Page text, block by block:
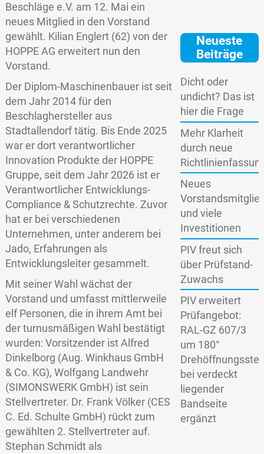
Beschläge e.V. am 12. Mai ein
neues Mitglied in den Vorstand
gewählt. Kilian Englert (62) von der
HOPPE AG erweitert nun den
Vorstand.
Der Diplom-Maschinenbauer ist seit
dem Jahr 2014 für den
Beschlaghersteller aus
Stadtallendorf tätig. Bis Ende 2025
war er dort verantwortlicher
Innovation Produkte der HOPPE
Gruppe, seit dem Jahr 2026 ist er
Verantwortlicher Entwicklungs-
Compliance & Schutzrechte. Zuvor
hat er bei verschiedenen
Unternehmen, unter anderem bei
Jado, Erfahrungen als
Entwicklungsleiter gesammelt.
Mit seiner Wahl wächst der
Vorstand und umfasst mittlerweile
elf Personen, die in ihrem Amt bei
der turnusmäßigen Wahl bestätigt
wurden: Vorsitzender ist Alfred
Dinkelborg (Aug. Winkhaus GmbH
& Co. KG), Wolfgang Landwehr
(SIMONSWERK GmbH) ist sein
Stellvertreter. Dr. Frank Völker (CES
C. Ed. Schulte GmbH) rückt zum
gewählten 2. Stellvertreter auf.
Stephan Schmidt als
Neueste
Beiträge
Dicht oder
undicht? Das ist
hier die Frage
Mehr Klarheit
durch neue
Neues
und viele
Investitionen
PIV freut sich
über Prüfstand-
Zuwachs
PIV erweitert
Prüfangebot:
RAL-GZ 607/3
um 180°
bei verdeckt
liegender
Bandseite
ergänzt